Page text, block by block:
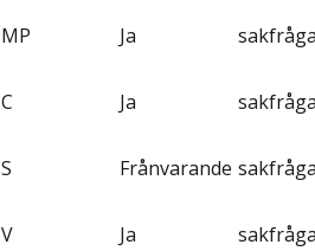
MP Ja
C Ja
S Frånvarande
V Ja